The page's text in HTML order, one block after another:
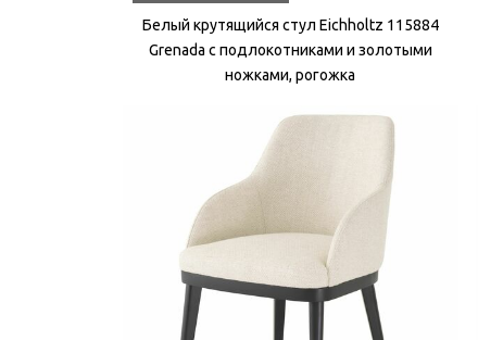
Белый крутящийся стул Eichholtz 115884
Grenada с подлокотниками и золотыми
ножками, рогожка